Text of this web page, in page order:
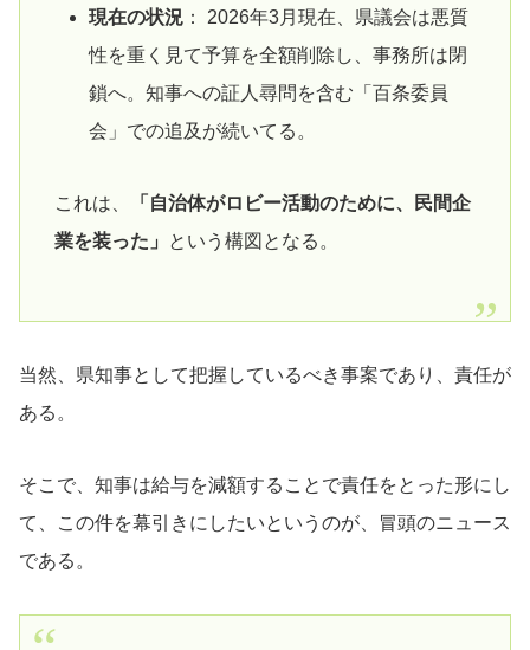
現在の状況： 2026年3月現在、県議会は悪質
性を重く見て予算を全額削除し、事務所は閉
鎖へ。知事への証人尋問を含む「百条委員
会」での追及が続いてる。
これは、
「自治体がロビー活動のために、民間企
業を装った」
という構図となる。
当然、県知事として把握しているべき事案であり、責任が
ある。
そこで、知事は給与を減額することで責任をとった形にし
て、この件を幕引きにしたいというのが、冒頭のニュース
である。